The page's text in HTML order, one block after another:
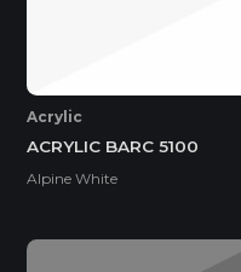
Acrylic
ACRYLIC BARC 5100
Alpine White